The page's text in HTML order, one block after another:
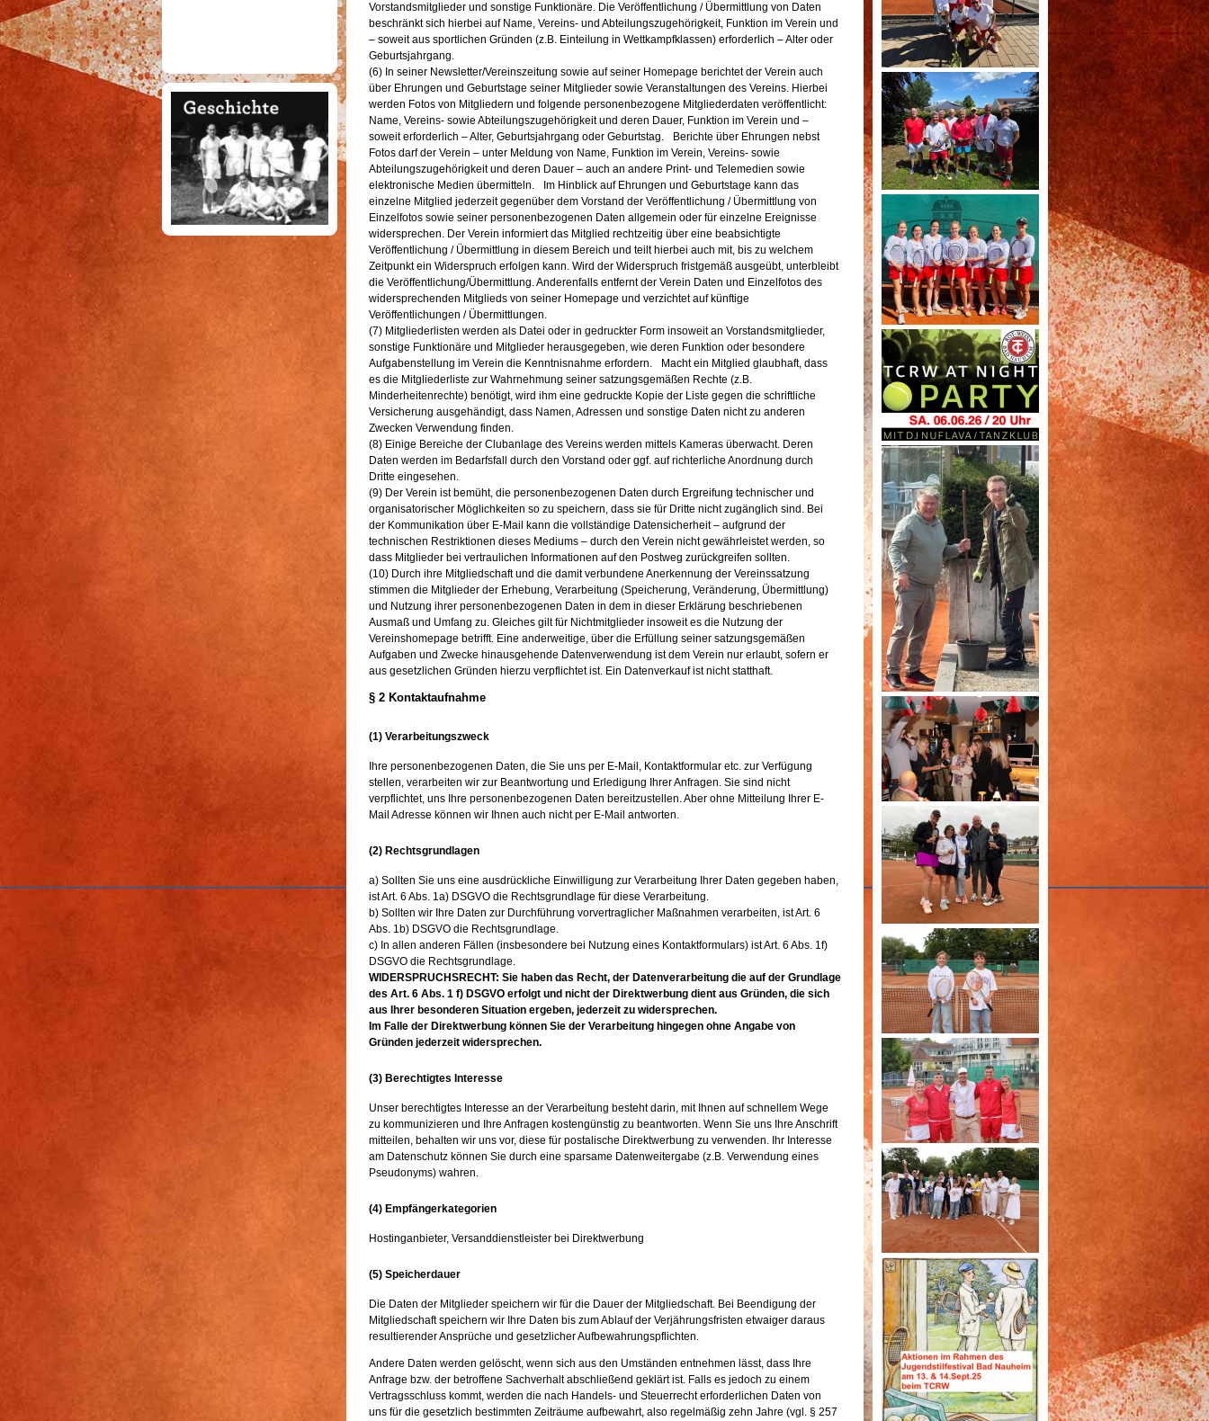
Vorstandsmitglieder und sonstige Funktionäre. Die Veröffentlichung / Übermittlung von Daten
beschränkt sich hierbei auf Name, Vereins- und Abteilungszugehörigkeit, Funktion im Verein und
– soweit aus sportlichen Gründen (z.B. Einteilung in Wettkampfklassen) erforderlich – Alter oder
Geburtsjahrgang.
(6) In seiner Newsletter/Vereinszeitung sowie auf seiner Homepage berichtet der Verein auch
über Ehrungen und Geburtstage seiner Mitglieder sowie Veranstaltungen des Vereins. Hierbei
werden Fotos von Mitgliedern und folgende personenbezogene Mitgliederdaten veröffentlicht:
Name, Vereins- sowie Abteilungszugehörigkeit und deren Dauer, Funktion im Verein und –
soweit erforderlich – Alter, Geburtsjahrgang oder Geburtstag. Berichte über Ehrungen nebst
Fotos darf der Verein – unter Meldung von Name, Funktion im Verein, Vereins- sowie
Abteilungszugehörigkeit und deren Dauer – auch an andere Print- und Telemedien sowie
elektronische Medien übermitteln. Im Hinblick auf Ehrungen und Geburtstage kann das
einzelne Mitglied jederzeit gegenüber dem Vorstand der Veröffentlichung / Übermittlung von
Einzelfotos sowie seiner personenbezogenen Daten allgemein oder für einzelne Ereignisse
widersprechen. Der Verein informiert das Mitglied rechtzeitig über eine beabsichtigte
Veröffentlichung / Übermittlung in diesem Bereich und teilt hierbei auch mit, bis zu welchem
Zeitpunkt ein Widerspruch erfolgen kann. Wird der Widerspruch fristgemäß ausgeübt, unterbleibt
die Veröffentlichung/Übermittlung. Anderenfalls entfernt der Verein Daten und Einzelfotos des
widersprechenden Mitglieds von seiner Homepage und verzichtet auf künftige
Veröffentlichungen / Übermittlungen.
(7) Mitgliederlisten werden als Datei oder in gedruckter Form insoweit an Vorstandsmitglieder,
sonstige Funktionäre und Mitglieder herausgegeben, wie deren Funktion oder besondere
Aufgabenstellung im Verein die Kenntnisnahme erfordern. Macht ein Mitglied glaubhaft, dass
es die Mitgliederliste zur Wahrnehmung seiner satzungsgemäßen Rechte (z.B.
Minderheitenrechte) benötigt, wird ihm eine gedruckte Kopie der Liste gegen die schriftliche
Versicherung ausgehändigt, dass Namen, Adressen und sonstige Daten nicht zu anderen
Zwecken Verwendung finden.
(8) Einige Bereiche der Clubanlage des Vereins werden mittels Kameras überwacht. Deren
Daten werden im Bedarfsfall durch den Vorstand oder ggf. auf richterliche Anordnung durch
Dritte eingesehen.
(9) Der Verein ist bemüht, die personenbezogenen Daten durch Ergreifung technischer und
organisatorischer Möglichkeiten so zu speichern, dass sie für Dritte nicht zugänglich sind. Bei
der Kommunikation über E-Mail kann die vollständige Datensicherheit – aufgrund der
technischen Restriktionen dieses Mediums – durch den Verein nicht gewährleistet werden, so
dass Mitglieder bei vertraulichen Informationen auf den Postweg zurückgreifen sollten.
(10) Durch ihre Mitgliedschaft und die damit verbundene Anerkennung der Vereinssatzung
stimmen die Mitglieder der Erhebung, Verarbeitung (Speicherung, Veränderung, Übermittlung)
und Nutzung ihrer personenbezogenen Daten in dem in dieser Erklärung beschriebenen
Ausmaß und Umfang zu. Gleiches gilt für Nichtmitglieder insoweit es die Nutzung der
Vereinshomepage betrifft. Eine anderweitige, über die Erfüllung seiner satzungsgemäßen
Aufgaben und Zwecke hinausgehende Datenverwendung ist dem Verein nur erlaubt, sofern er
aus gesetzlichen Gründen hierzu verpflichtet ist. Ein Datenverkauf ist nicht statthaft.
§ 2 Kontaktaufnahme
(1) Verarbeitungszweck
Ihre personenbezogenen Daten, die Sie uns per E-Mail, Kontaktformular etc. zur Verfügung
stellen, verarbeiten wir zur Beantwortung und Erledigung Ihrer Anfragen. Sie sind nicht
verpflichtet, uns Ihre personenbezogenen Daten bereitzustellen. Aber ohne Mitteilung Ihrer E-
Mail Adresse können wir Ihnen auch nicht per E-Mail antworten.
(2) Rechtsgrundlagen
a) Sollten Sie uns eine ausdrückliche Einwilligung zur Verarbeitung Ihrer Daten gegeben haben,
ist Art. 6 Abs. 1a) DSGVO die Rechtsgrundlage für diese Verarbeitung.
b) Sollten wir Ihre Daten zur Durchführung vorvertraglicher Maßnahmen verarbeiten, ist Art. 6
Abs. 1b) DSGVO die Rechtsgrundlage.
c) In allen anderen Fällen (insbesondere bei Nutzung eines Kontaktformulars) ist Art. 6 Abs. 1f)
DSGVO die Rechtsgrundlage.
WIDERSPRUCHSRECHT: Sie haben das Recht, der Datenverarbeitung die auf der Grundlage
des Art. 6 Abs. 1 f) DSGVO erfolgt und nicht der Direktwerbung dient aus Gründen, die sich
aus Ihrer besonderen Situation ergeben, jederzeit zu widersprechen.
Im Falle der Direktwerbung können Sie der Verarbeitung hingegen ohne Angabe von
Gründen jederzeit widersprechen.
(3) Berechtigtes Interesse
Unser berechtigtes Interesse an der Verarbeitung besteht darin, mit Ihnen auf schnellem Wege
zu kommunizieren und Ihre Anfragen kostengünstig zu beantworten. Wenn Sie uns Ihre Anschrift
mitteilen, behalten wir uns vor, diese für postalische Direktwerbung zu verwenden. Ihr Interesse
am Datenschutz können Sie durch eine sparsame Datenweitergabe (z.B. Verwendung eines
Pseudonyms) wahren.
(4) Empfängerkategorien
Hostinganbieter, Versanddienstleister bei Direktwerbung
(5) Speicherdauer
Die Daten der Mitglieder speichern wir für die Dauer der Mitgliedschaft. Bei Beendigung der
Mitgliedschaft speichern wir Ihre Daten bis zum Ablauf der Verjährungsfristen etwaiger daraus
resultierender Ansprüche und gesetzlicher Aufbewahrungspflichten.
Andere Daten werden gelöscht, wenn sich aus den Umständen entnehmen lässt, dass Ihre
Anfrage bzw. der betroffene Sachverhalt abschließend geklärt ist. Falls es jedoch zu einem
Vertragsschluss kommt, werden die nach Handels- und Steuerrecht erforderlichen Daten von
uns für die gesetzlich bestimmten Zeiträume aufbewahrt, also regelmäßig zehn Jahre (vgl. § 257